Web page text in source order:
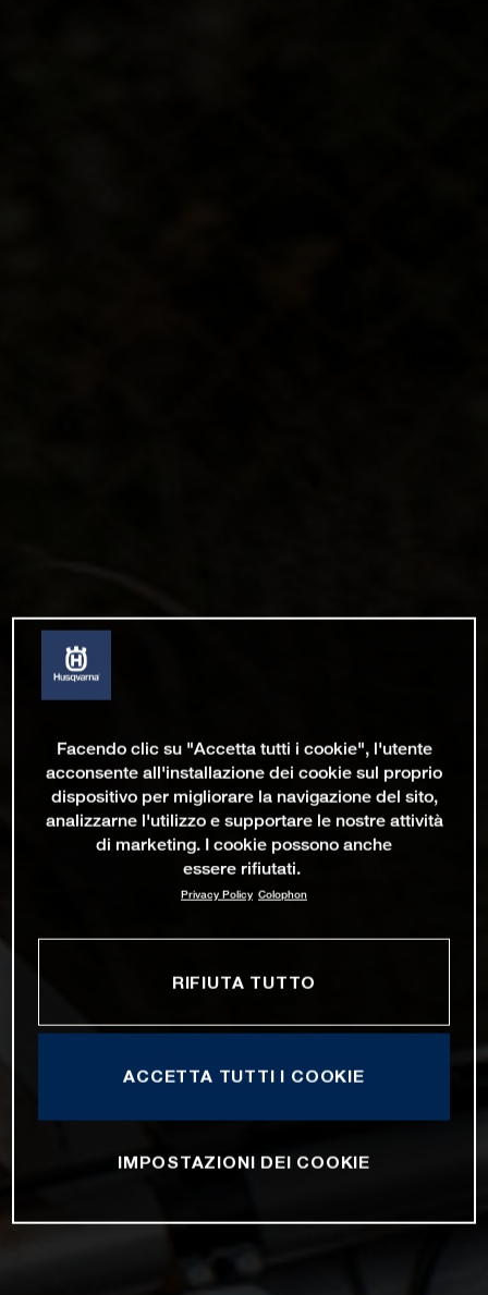
Facendo clic su "Accetta tutti i cookie", l'utente
acconsente all'installazione dei cookie sul proprio
dispositivo per migliorare la navigazione del sito,
analizzarne l'utilizzo e supportare le nostre attività
di marketing. I cookie possono anche
essere rifiutati.
Privacy Policy Colophon
RIFIUTA TUTTO
ACCETTA TUTTI I COOKIE
IMPOSTAZIONI DEI COOKIE